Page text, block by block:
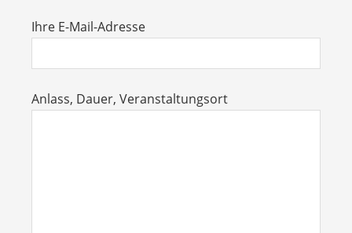
Ihre E-Mail-Adresse
Anlass, Dauer, Veranstaltungsort